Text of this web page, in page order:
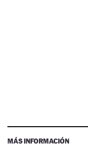
MÁS INFORMACIÓN